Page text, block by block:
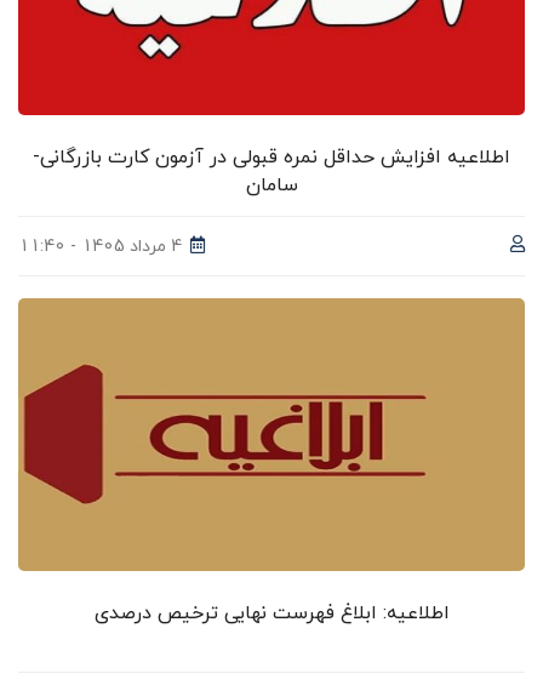
اطلاعیه افزایش حداقل نمره قبولی در آزمون کارت بازرگانی-
سامان
4 مرداد 1405 - 11:40
اطلاعیه: ابلاغ فهرست نهایی ترخیص درصدی